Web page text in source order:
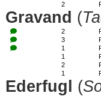
2
Gravand (
2
3
1
1
2
1
Ederfugl (